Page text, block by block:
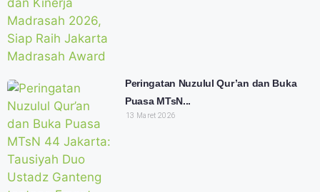
Peringatan Nuzulul Qur’an dan Buka
Puasa MTsN...
13 Maret 2026